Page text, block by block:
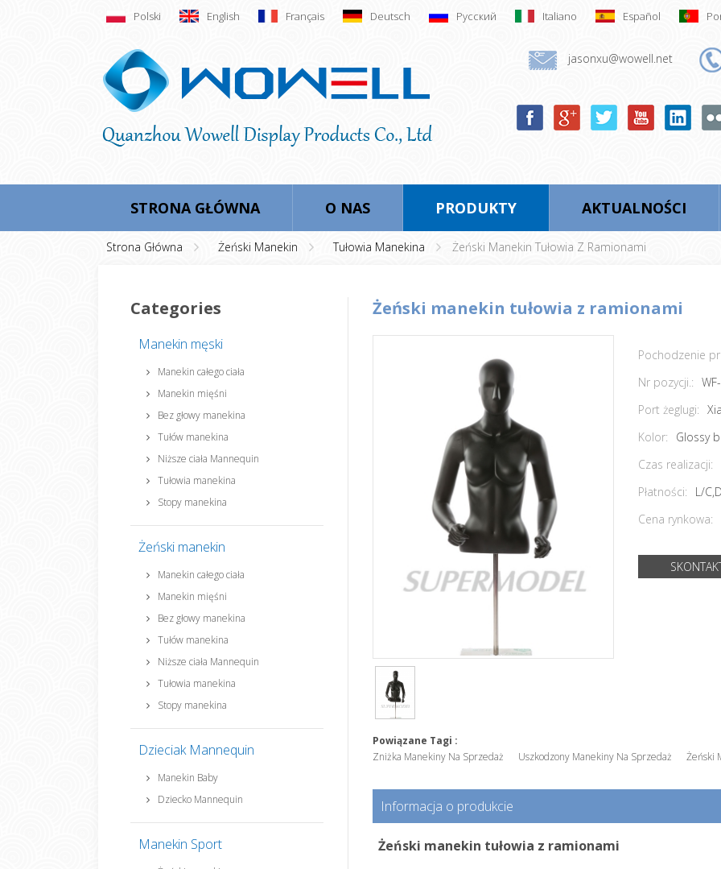
Polski English Français Deutsch Русский Italiano Español
jasonxu@wowell.net
STRONA GŁÓWNA O NAS PRODUKTY AKTUALNOŚCI
Strona Główna Żeński Manekin Tułowia Manekina Żeński Manekin Tułowia Z Ramionami
Categories
Manekin męski
Manekin całego ciała
Manekin mięśni
Bez głowy manekina
Tułów manekina
Niższe ciała Mannequin
Tułowia manekina
Stopy manekina
Żeński manekin
Manekin całego ciała
Manekin mięśni
Bez głowy manekina
Tułów manekina
Niższe ciała Mannequin
Tułowia manekina
Stopy manekina
Dzieciak Mannequin
Manekin Baby
Dziecko Mannequin
Manekin Sport
żeński manekin tułowia z ramionami
Pochodzenie
Nr pozycji.:
Port żeglugi:
Kolor:
Glossy
Czas realizacji:
Płatności:
L/
Cena rynkowa:
Powiązane Tagi :
Zniżka Manekiny Na Sprzedaż
Uszkodzony Manekiny Na Sprzedaż Żeński
Informacja o produkcie
Żeński manekin tułowia z ramionami